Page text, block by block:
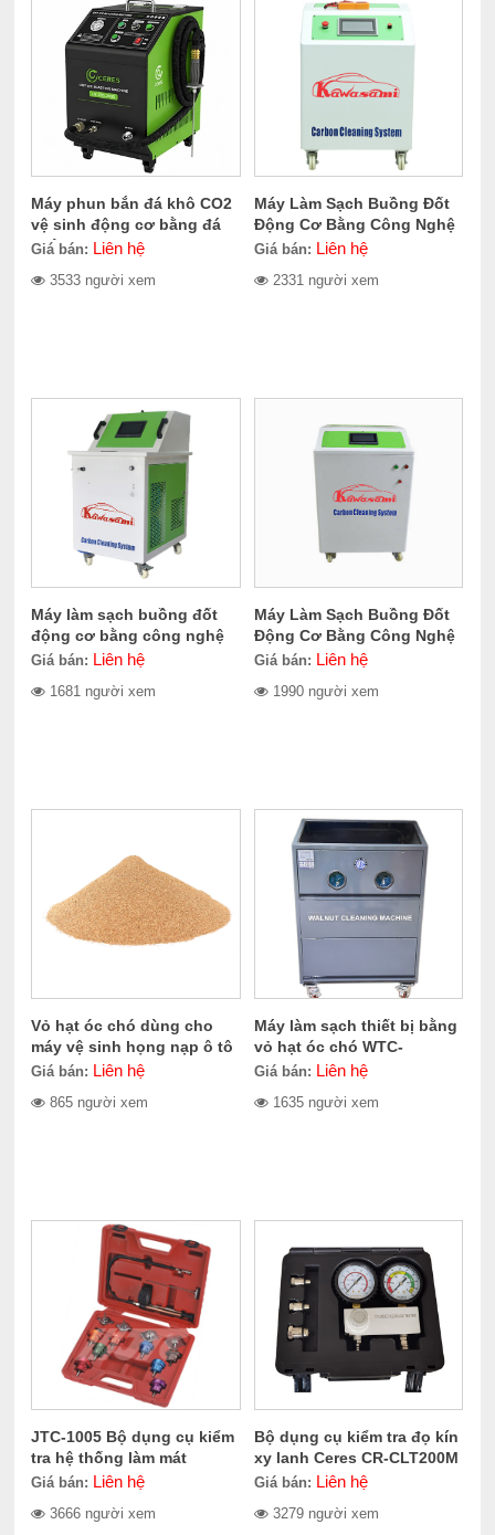
Máy phun bắn đá khô CO2
vệ sinh động cơ bằng đá
khô CERES CER-705.2000
Giá bán: Liên hệ
3533 người xem
Máy Làm Sạch Buồng Đốt
Động Cơ Bằng Công Nghệ
Oxyhydrogen Kawasami
Giá bán: Liên hệ
2331 người xem
Máy làm sạch buồng đốt
động cơ bằng công nghệ
Oxyhydrogen Kcs1500
Giá bán: Liên hệ
1681 người xem
Máy Làm Sạch Buồng Đốt
Động Cơ Bằng Công Nghệ
Oxyhydrogen Kawasami
Giá bán: Liên hệ
1990 người xem
Vỏ hạt óc chó dùng cho
máy vệ sinh họng nạp ô tô
CERES CE-100.1011
Giá bán: Liên hệ
865 người xem
Máy làm sạch thiết bị bằng
vỏ hạt óc chó WTC-
100.1010
Giá bán: Liên hệ
1635 người xem
JTC-1005 Bộ dụng cụ kiểm
tra hệ thống làm mát
Giá bán: Liên hệ
3666 người xem
Bộ dụng cụ kiểm tra đọ kín
xy lanh Ceres CR-CLT200M
Giá bán: Liên hệ
3279 người xem